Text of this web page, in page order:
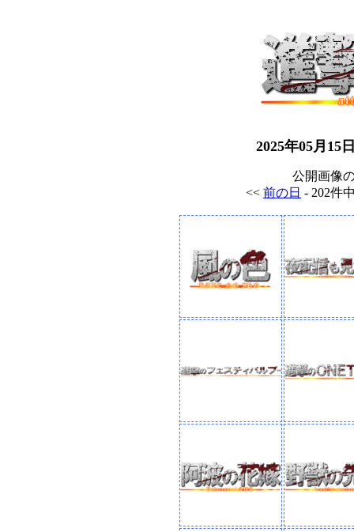
2025年05月15
公開画像
<< 前の日 - 202件